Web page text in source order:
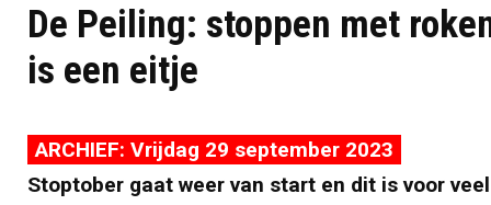
De Peiling: stoppen met
is een eitje
ARCHIEF: Vrijdag 29 september 2023
Stoptober gaat weer van start en dit is voor veel